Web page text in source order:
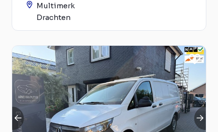
Multimerk
Drachten